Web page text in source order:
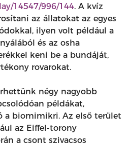
14547/996/144. A kvíz
az állatokat az egyes
ilyen volt például a
és az osha
keni be a bundáját,
rovarokat.
négy nagyobb
példákat,
a biomimikri. Az első terület
az Eiffel-torony
a csont szivacsos